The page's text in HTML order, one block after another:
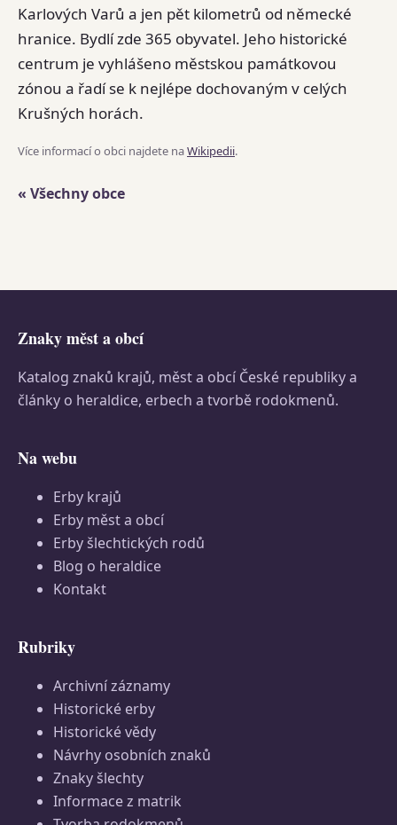
Karlových Varů a jen pět kilometrů od německé
hranice. Bydlí zde 365 obyvatel. Jeho historické
centrum je vyhlášeno městskou památkovou
zónou a řadí se k nejlépe dochovaným v celých
Krušných horách.
Více informací o obci najdete naWikipedii.
« Všechny obce
Znaky měst a obcí
Katalog znaků krajů, měst a obcí České republiky a
články o heraldice, erbech a tvorbě rodokmenů.
Na webu
Erby krajů
Erby měst a obcí
Erby šlechtických rodů
Blog o heraldice
Kontakt
Rubriky
Archivní záznamy
Historické erby
Historické vědy
Návrhy osobních znaků
Znaky šlechty
Informace z matrik